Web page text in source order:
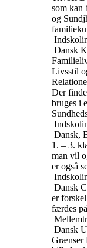
som kan
og
Dansk
Livsstil
Der
bruges i
Dansk,
1. – 3.
man vil
er også
Dansk
er
færdes
Dansk
Grænser